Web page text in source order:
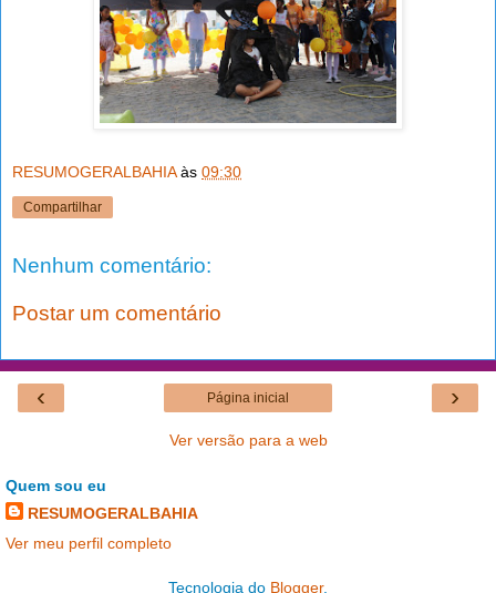
RESUMOGERALBAHIA às 09:30
Compartilhar
Nenhum comentário:
Postar um comentário
‹ ›
Página inicial
Ver versão para a web
Quem sou eu
RESUMOGERALBAHIA
Ver meu perfil completo
Tecnologia do Blogger.